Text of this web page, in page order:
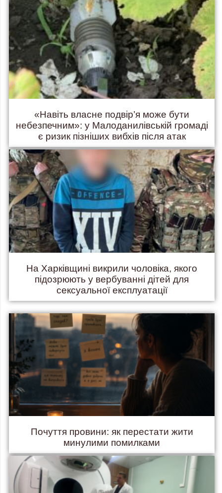
«Навіть власне подвір’я може бути
небезпечним»: у Малоданилівській громаді
є ризик пізніших вибхів після атак
На Харківщині викрили чоловіка, якого
підозрюють у вербуванні дітей для
сексуальної експлуатації
Почуття провини: як перестати жити
минулими помилками